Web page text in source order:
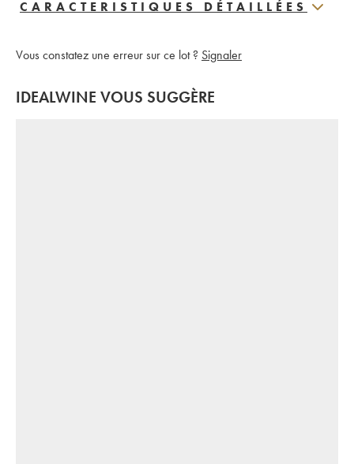
CARACTERISTIQUES DÉTAILLÉES
Vous constatez une erreur sur ce lot ? Signaler
IDEALWINE VOUS SUGGÈRE